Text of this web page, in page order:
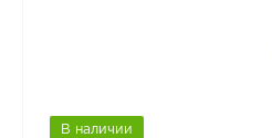
В наличии